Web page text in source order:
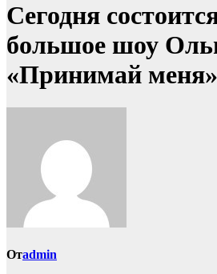
Сегодня
большое шоу
«Принимай меня»
Отadmin